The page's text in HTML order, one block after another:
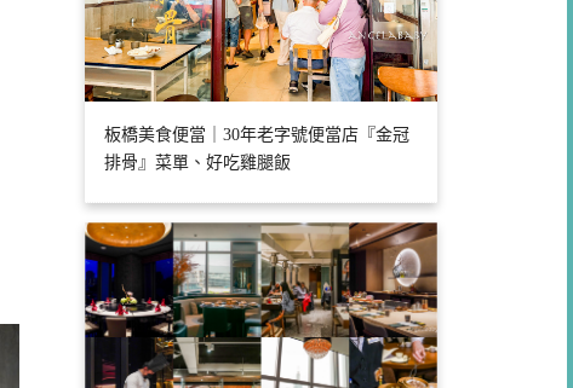
板橋美食便當｜30年老字號便當店『金冠
排骨』菜單、好吃雞腿飯